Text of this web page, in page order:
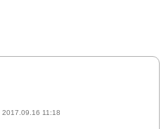
2017.09.16 11:18